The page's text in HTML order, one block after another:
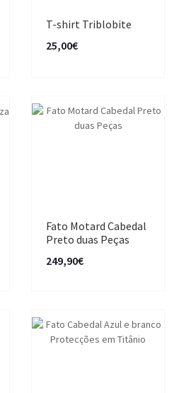
T-shirt Triblobite
25,00€
Fato Motard Cabedal
Preto duas Peças
249,90€